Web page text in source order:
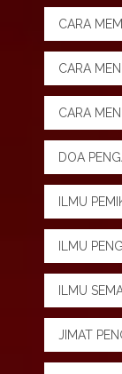
CARA
CARA
CARA
DOA
ILMU
ILMU
ILMU
JIMAT